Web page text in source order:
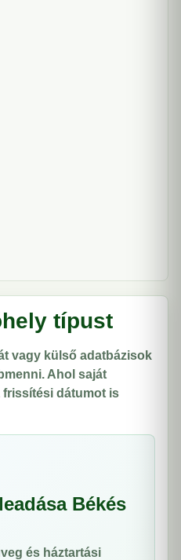
típust
vagy külső adatbázisok
Ahol saját
frissítési dátumot is
Békés
és háztartási